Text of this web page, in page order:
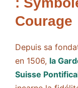
Courage
Depuis sa
en 1506, la
Suisse